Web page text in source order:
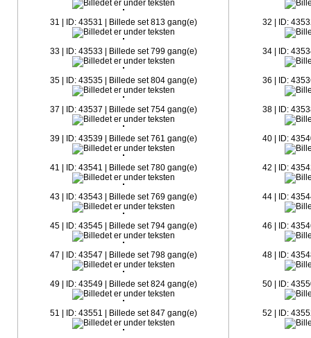
31 | ID: 43531 | Billede set 813 gang(e) 32 | ID:
33 | ID: 43533 | Billede set 799 gang(e) 34 | ID:
35 | ID: 43535 | Billede set 804 gang(e) 36 | ID:
37 | ID: 43537 | Billede set 754 gang(e) 38 | ID:
39 | ID: 43539 | Billede set 761 gang(e) 40 | ID:
41 | ID: 43541 | Billede set 780 gang(e) 42 | ID:
43 | ID: 43543 | Billede set 769 gang(e) 44 | ID:
45 | ID: 43545 | Billede set 794 gang(e) 46 | ID:
47 | ID: 43547 | Billede set 798 gang(e) 48 | ID:
49 | ID: 43549 | Billede set 824 gang(e) 50 | ID:
51 | ID: 43551 | Billede set 847 gang(e) 52 | ID: